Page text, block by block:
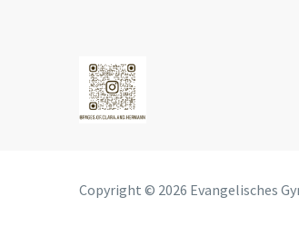
Copyright © 2026 Evangelisches